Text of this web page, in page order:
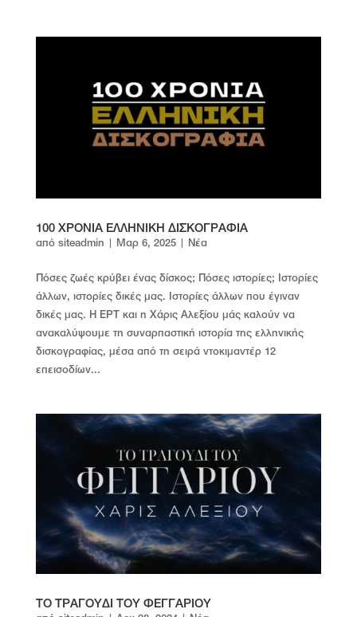
100 ΧΡΟΝΙΑ ΕΛΛΗΝΙΚΗ ΔΙΣΚΟΓΡΑΦΙΑ
από siteadmin Μαρ 6, 2025| Νέα
Πόσες ζωές κρύβει ένας δίσκος; Πόσες ιστορίες; Ιστορίες
άλλων, ιστορίες δικές μας. Ιστορίες άλλων που έγιναν
δικές μας. Η ΕΡΤ και η Χάρις Αλεξίου μάς καλούν να
ανακαλύψουμε τη συναρπαστική ιστορία της ελληνικής
δισκογραφίας, μέσα από τη σειρά ντοκιμαντέρ 12
επεισοδίων...
ΤΟ ΤΡΑΓΟΥΔΙ ΤΟΥ ΦΕΓΓΑΡΙΟΥ